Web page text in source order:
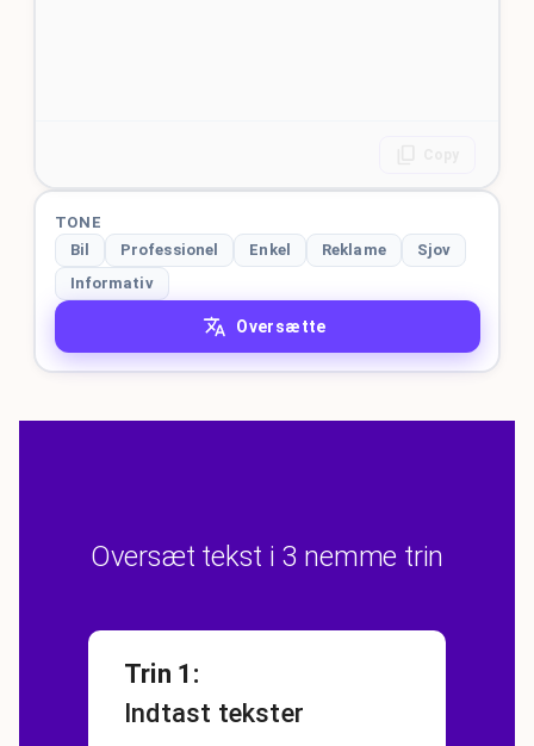
TONE
Bil
Professionel Enkel Reklame
Sjov
Informativ
Oversætte
Oversæt tekst i 3 nemme trin
Trin 1 :
Indtast tekster